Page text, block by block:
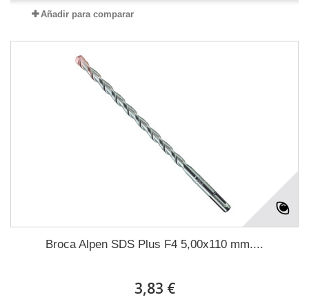
Añadir para comparar
Broca Alpen SDS Plus F4 5,00x110 mm....
3,83 €